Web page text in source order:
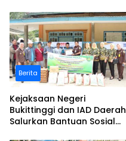
Berita
Kejaksaan Negeri
Bukittinggi dan IAD Daerah
Salurkan Bantuan Sosial